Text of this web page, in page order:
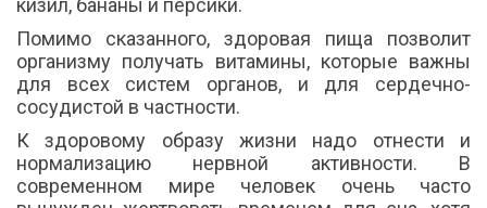
кизил, бананы и персики.
Помимо сказанного, здоровая пища позволит
организму получать витамины, которые важны
для всех систем органов, и для сердечно-
сосудистой в частности.
К здоровому образу жизни надо отнести и
нормализацию нервной активности. В
современном мире человек очень часто